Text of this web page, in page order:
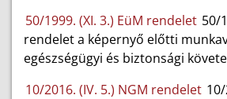
50/1999. (XI. 3.) EüM rendelet 50/
rendelet a képernyő előtti
egészségügyi és biztonsági
10/2016. (IV. 5.) NGM rendelet